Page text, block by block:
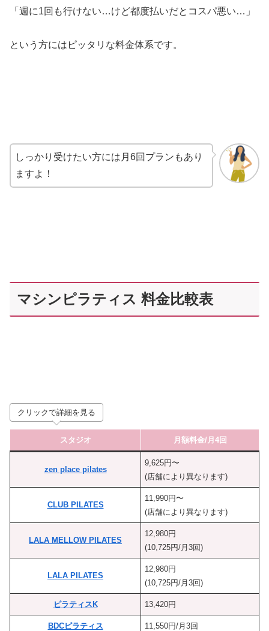
「週に1回も行けない…けど都度払いだとコスパ悪い…」
という方にはピッタリな料金体系です。
しっかり受けたい方には月6回プランもあり
ますよ！
マシンピラティス 料金比較表
クリックで詳細を見る
スタジオ 月額料金/月4回
zen place pilates
9,625円〜
(店舗により異なります)
CLUB PILATES
11,990円〜
(店舗により異なります)
LALA MELLOW PILATES
12,980円
(10,725円/月3回)
LALA PILATES
12,980円
(10,725円/月3回)
ピラティスK 13,420円
BDCピラティス 11,550円/月3回